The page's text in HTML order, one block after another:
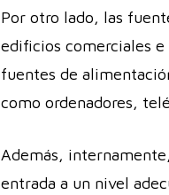
Por otro lado, las
edificios comerciales
fuentes de
como ordenadores,
Además,
entrada a un nivel